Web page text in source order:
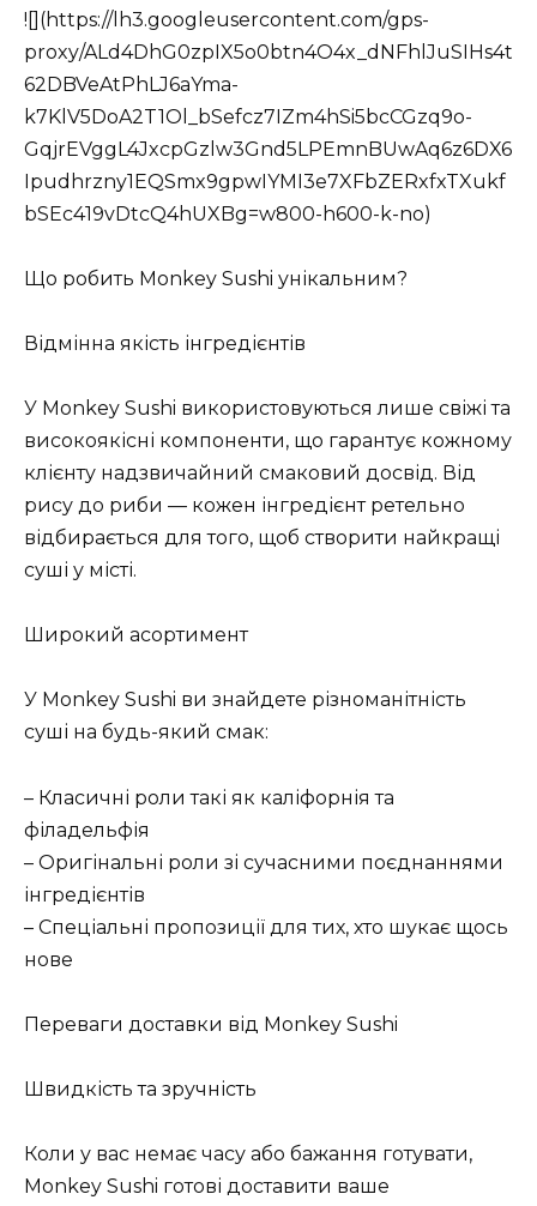
![](https://lh3.googleusercontent.com/gps-
proxy/ALd4DhG0zpIX5o0btn4O4x_dNFhlJuSIHs4t
62DBVeAtPhLJ6aYma-
k7KlV5DoA2T1Ol_bSefcz7IZm4hSi5bcCGzq9o-
GqjrEVggL4JxcpGzlw3Gnd5LPEmnBUwAq6z6DX6
Ipudhrzny1EQSmx9gpwIYMI3e7XFbZERxfxTXukf
bSEc419vDtcQ4hUXBg=w800-h600-k-no)
Що робить Monkey Sushi унікальним?
Відмінна якість інгредієнтів
У Monkey Sushi використовуються лише свіжі та
високоякісні компоненти, що гарантує кожному
клієнту надзвичайний смаковий досвід. Від
рису до риби — кожен інгредієнт ретельно
відбирається для того, щоб створити найкращі
суші у місті.
Широкий асортимент
У Monkey Sushi ви знайдете різноманітність
суші на будь-який смак:
– Класичні роли такі як каліфорнія та
філадельфія
– Оригінальні роли зі сучасними поєднаннями
інгредієнтів
– Спеціальні пропозиції для тих, хто шукає щось
нове
Переваги доставки від Monkey Sushi
Швидкість та зручність
Коли у вас немає часу або бажання готувати,
Monkey Sushi готові доставити ваше